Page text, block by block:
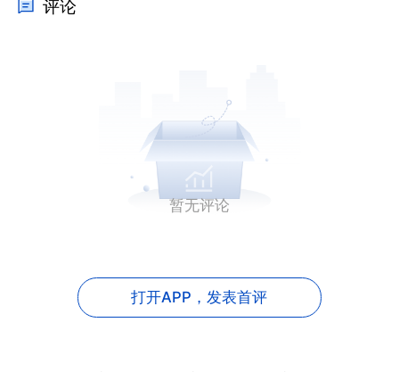
评论
暂无评论
打开APP，发表首评